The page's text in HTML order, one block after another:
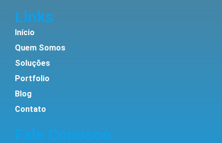
Links
Início
Quem Somos
Soluções
Portfolio
Blog
Contato
Fale Conosco